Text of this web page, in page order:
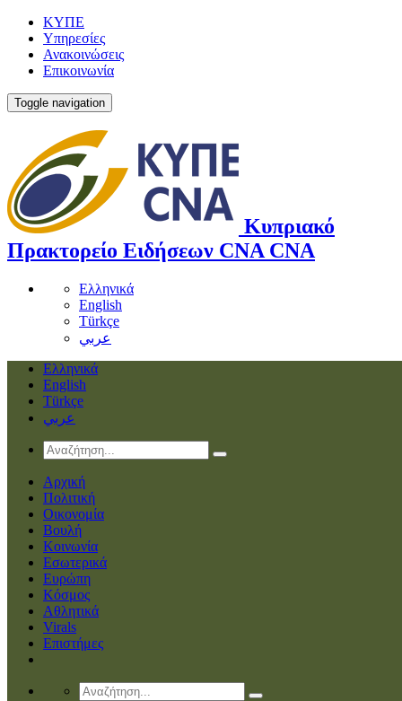
ΚΥΠΕ
Υπηρεσίες
Ανακοινώσεις
Επικοινωνία
Toggle navigation
Κυπριακό
Πρακτορείο Ειδήσεων CNA CNA
Ελληνικά
English
Türkçe
عربي
Ελληνικά
English
Türkçe
عربي
Αρχική
Πολιτική
Οικονομία
Βουλή
Κοινωνία
Εσωτερικά
Ευρώπη
Κόσμος
Αθλητικά
Virals
Επιστήμες